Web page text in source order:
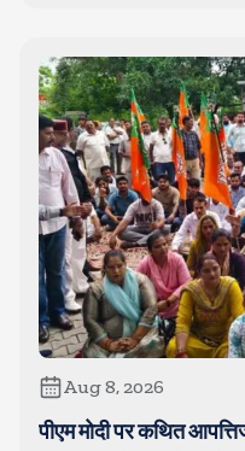
Aug 8, 2026
पीएम मोदी पर कथित